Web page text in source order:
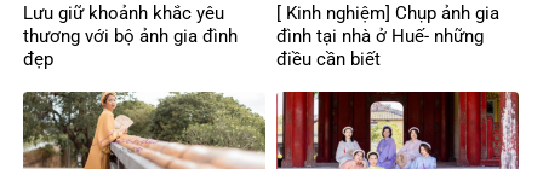
Lưu giữ khoảnh khắc yêu
thương với bộ ảnh gia đình
đẹp
[ Kinh nghiệm] Chụp ảnh gia
đình tại nhà ở Huế- những
điều cần biết